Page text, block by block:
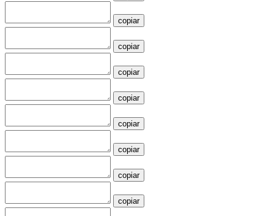
copiar
copiar
copiar
copiar
copiar
copiar
copiar
copiar